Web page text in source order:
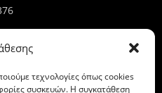
τεχνολογίες όπως cookies
συσκευών. Η συγκατάθεση